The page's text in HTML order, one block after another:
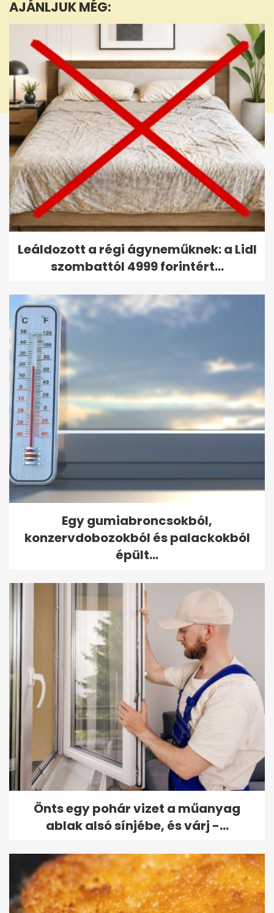
2
seconds
AJÁNLJUK MÉG:
Leáldozott a régi ágyneműknek: a Lidl
szombattól 4999 forintért...
Egy gumiabroncsokból,
konzervdobozokból és palackokból
épült...
Önts egy pohár vizet a műanyag
ablak alsó sínjébe, és várj -...